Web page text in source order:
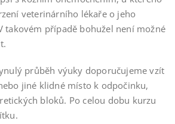
veterinárního lékaře o jeho
takovém případě bohužel není možné
průběh výuky doporučujeme vzít
jiné klidné místo k odpočinku,
bloků. Po celou dobu kurzu